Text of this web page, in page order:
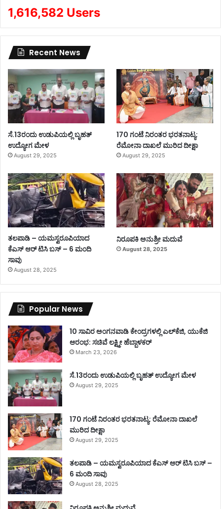
1,616,582 Users
Recent News
ಸೆ.13ರಂದು ಉಡುಪಿಯಲ್ಲಿ ಬೃಹತ್
ಉದ್ಯೋಗ ಮೇಳ
August 29, 2025
170 ಗಂಟೆ ನಿರಂತರ ಭರತನಾಟ್ಯ:
ರೆಮೋನಾ ದಾಖಲೆ ಮುರಿದ ದೀಕ್ಷಾ
August 29, 2025
ತಲಪಾಡಿ – ಯಮಸ್ವರೂಪಿಯಾದ
ಕೆಎಸ್ ಆರ್ ಟಿಸಿ ಬಸ್ – 6 ಮಂದಿ
ಸಾವು
August 28, 2025
ನಿರೂಪಕಿ ಅನುಶ್ರೀ ಮದುವೆ
August 28, 2025
Popular News
10 ಸಾವಿರ ಅಂಗನವಾಡಿ ಕೇಂದ್ರಗಳಲ್ಲಿ ಎಲ್‌ಕೆಜಿ, ಯುಕೆಜಿ
ಆರಂಭ: ಸಚಿವೆ ಲಕ್ಷ್ಮೀ ಹೆಬ್ಬಾಳಕರ್
March 23, 2026
ಸೆ.13ರಂದು ಉಡುಪಿಯಲ್ಲಿ ಬೃಹತ್ ಉದ್ಯೋಗ ಮೇಳ
August 29, 2025
170 ಗಂಟೆ ನಿರಂತರ ಭರತನಾಟ್ಯ: ರೆಮೋನಾ ದಾಖಲೆ
ಮುರಿದ ದೀಕ್ಷಾ
August 29, 2025
ತಲಪಾಡಿ – ಯಮಸ್ವರೂಪಿಯಾದ ಕೆಎಸ್ ಆರ್ ಟಿಸಿ ಬಸ್ –
6 ಮಂದಿ ಸಾವು
August 28, 2025